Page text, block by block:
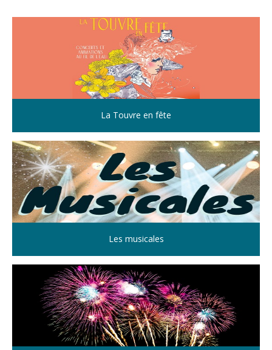
La Touvre en fête
Les musicales